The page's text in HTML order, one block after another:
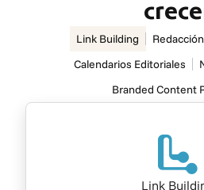
Link Building
Calendarios Editoriales
Branded Content
Link